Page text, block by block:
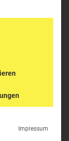
Impressum